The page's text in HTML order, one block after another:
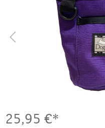
25,95 €*